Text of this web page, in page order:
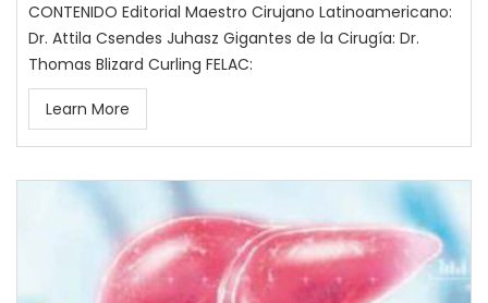
CONTENIDO Editorial Maestro Cirujano Latinoamericano:
Dr. Attila Csendes Juhasz Gigantes de la Cirugía: Dr.
Thomas Blizard Curling FELAC:
Learn More